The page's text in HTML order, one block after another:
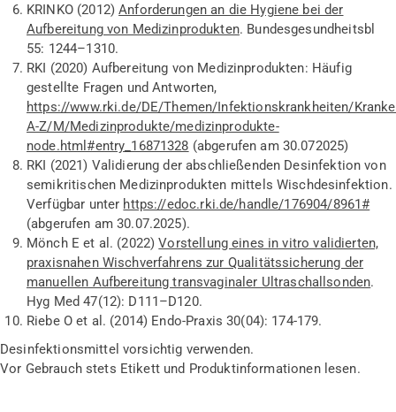
KRINKO (2012)Anforderungen an die Hygiene bei der
Aufbereitung von Medizinprodukten. Bundesgesundheitsbl
55: 1244–1310.
RKI (2020) Aufbereitung von Medizinprodukten: Häufig
gestellte Fragen und Antworten,
https://www.rki.de/DE/Themen/Infektionskrankheiten/
A-Z/M/Medizinprodukte/medizinprodukte-
node.html#entry_16871328 (abgerufen am 30.072025)
RKI (2021) Validierung der abschließenden Desinfektion von
semikritischen Medizinprodukten mittels Wischdesinfektion.
Verfügbar unter https://edoc.rki.de/handle/176904/8961#
(abgerufen am 30.07.2025).
Mönch Eet al. (2022)Vorstellung eines in vitro validierten,
praxisnahen Wischverfahrens zur Qualitätssicherung der
manuellen Aufbereitung transvaginaler Ultraschallsonden.
Hyg Med 47(12): D111–D120.
Riebe Oet al. (2014) Endo-Praxis 30(04): 174-179.
Desinfektionsmittel vorsichtig verwenden.
Vor Gebrauch stets Etikett und Produktinformationenlesen.